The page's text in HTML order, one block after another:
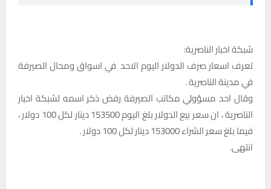
شبكة اخبار الناصرية:
تعرف اسعار صرف الدولار اليوم الاحد في اسواق ومحال الصيرفة
في مدينة الناصرية .
وقال احد مسؤولي مكاتب الصيرفة رفض ذكر اسمه لشبكة اخبار
الناصرية ، ان سعر بيع الدولار بلغ اليوم 153500 دينار لكل 100 دولار ،
فيما بلغ سعر الشراء 153000 دينار لكل 100 دولار .
انتهى.